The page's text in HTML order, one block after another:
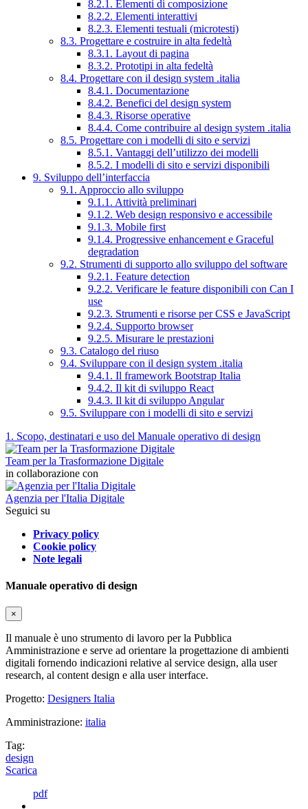
8.2.1. Elementi di composizione
8.2.2. Elementi interattivi
8.2.3. Elementi testuali (microtesti)
8.3. Progettare e costruire in alta fedeltà
8.3.1. Layout di pagina
8.3.2. Prototipi in alta fedeltà
8.4. Progettare con il design system .italia
8.4.1. Documentazione
8.4.2. Benefici del design system
8.4.3. Risorse operative
8.4.4. Come contribuire al design system .italia
8.5. Progettare con i modelli di sito e servizi
8.5.1. Vantaggi dell’utilizzo dei modelli
8.5.2. I modelli di sito e servizi disponibili
9. Sviluppo dell’interfaccia
9.1. Approccio allo sviluppo
9.1.1. Attività preliminari
9.1.2. Web design responsivo e accessibile
9.1.3. Mobile first
9.1.4. Progressive enhancement e Graceful
degradation
9.2. Strumenti di supporto allo sviluppo del software
9.2.1. Feature detection
9.2.2. Verificare le feature disponibili con Can I
use
9.2.3. Strumenti e risorse per CSS e JavaScript
9.2.4. Supporto browser
9.2.5. Misurare le prestazioni
9.3. Catalogo del riuso
9.4. Sviluppare con il design system .italia
9.4.1. Il framework Bootstrap Italia
9.4.2. Il kit di sviluppo React
9.4.3. Il kit di sviluppo Angular
9.5. Sviluppare con i modelli di sito e servizi
1. Scopo, destinatari e uso del Manuale operativo di design
Team per la Trasformazione Digitale
in collaborazione con
Agenzia per l'Italia Digitale
Seguici su
Privacy policy
Cookie policy
Note legali
Manuale operativo di design
×
Il manuale è uno strumento di lavoro per la Pubblica
Amministrazione e serve ad orientare la progettazione di ambienti
digitali fornendo indicazioni relative al service design, alla user
research, al content design e alla user interface.
Progetto: Designers Italia
Amministrazione: italia
Tag:
design
Scarica
pdf